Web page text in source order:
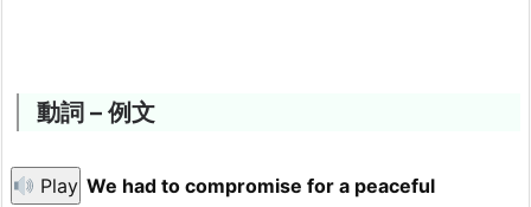
動詞 – 例文
Play We had to compromise for a peaceful